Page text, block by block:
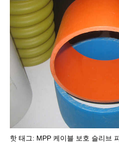
핫 태그: MPP 케이블 보호 슬리브